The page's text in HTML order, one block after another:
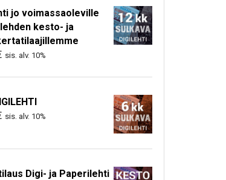
jo voimassaoleville
kesto- ja
sis. alv. 10%
sis. alv. 10%
Digi- ja Paperilehti